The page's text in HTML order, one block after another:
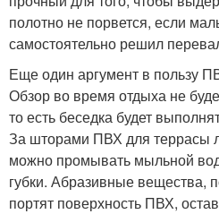
полотно не порвется, если
самостоятельно решил
Еще один аргумент в пользу
Обзор во время отдыха не
то есть беседка будет
За шторами ПВХ для террасы
можно промывать мыльной
губки. Абразивные вещества,
портят поверхность ПВХ,